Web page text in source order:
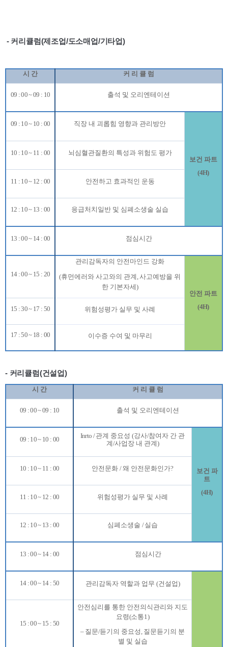
- 커리큘럼(제조업/도소매업/기타업)
시 간 커 리 큘 럼
09 : 00 ~ 09 : 10 출석 및 오리엔테이션
09 : 10 ~ 10 : 00 직장 내 괴롭힘 영향과 관리방안
보건 파트
(4H)
10 : 10 ~ 11 : 00 뇌심혈관질환의 특성과 위험도 평가
11 : 10 ~ 12 : 00 안전하고 효과적인 운동
12 : 10 ~ 13 : 00 응급처치일반 및 심폐소생술 실습
13 : 00 ~ 14 : 00 점심시간
14 : 00 ~ 15 : 20
관리감독자의 안전마인드 강화
(휴먼에러와 사고와의 관계 ,사고예방을 위
한 기본자세)
안전 파트
(4H)
15 : 30 ~ 17 : 50 위험성평가 실무 및 사례
17 : 50 ~ 18 : 00 이수증 수여 및 마무리
- 커리큘럼(건설업)
시 간 커 리 큘 럼
09 : 00 ~ 09 : 10 출석 및 오리엔테이션
09 : 10 ~ 10 : 00 Inrto /관계 중요성(강사/참여자 간 관
계/사업장 내 관계)
보건 파
트
(4H)
10 : 10 ~ 11 : 00 안전문화/왜 안전문화인가?
11 : 10 ~ 12 : 00 위험성평가 실무 및 사례
12 : 10 ~ 13 : 00 심폐소생술 /실습
13 : 00 ~ 14 : 00 점심시간
14 : 00 ~ 14 : 50 관리감독자 역할과 업무(건설업)
15 : 00 ~ 15 : 50
안전심리를 통한 안전의식관리와 지도
요령(소통1)
– 질문/듣기의 중요성 , 질문듣기의 분
별 및 실습